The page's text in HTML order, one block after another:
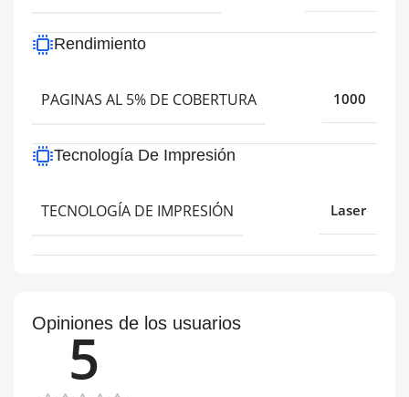
Rendimiento
PAGINAS AL 5% DE COBERTURA 1000
Tecnología De Impresión
TECNOLOGÍA DE IMPRESIÓN Laser
Opiniones de los usuarios
5